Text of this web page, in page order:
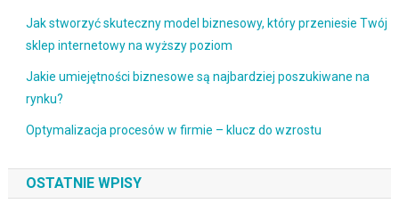
Jak stworzyć skuteczny model biznesowy, który przeniesie Twój
sklep internetowy na wyższy poziom
Jakie umiejętności biznesowe są najbardziej poszukiwane na
rynku?
Optymalizacja procesów w firmie – klucz do wzrostu
OSTATNIE WPISY